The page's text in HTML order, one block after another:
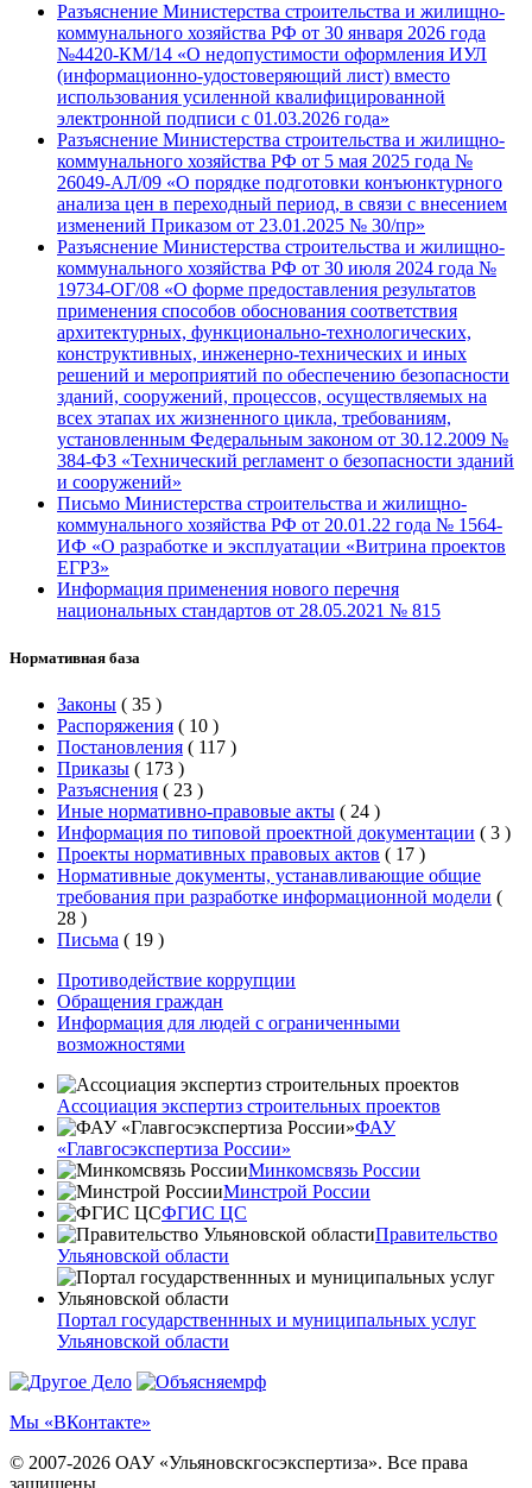
Разъяснение Министерства строительства и жилищно-
коммунального хозяйства РФ от 30 января 2026 года
№4420-КМ/14 «О недопустимости оформления ИУЛ
(информационно-удостоверяющий лист) вместо
использования усиленной квалифицированной
электронной подписи с 01.03.2026 года»
Разъяснение Министерства строительства и жилищно-
коммунального хозяйства РФ от 5 мая 2025 года №
26049-АЛ/09 «О порядке подготовки конъюнктурного
анализа цен в переходный период, в связи с внесением
изменений Приказом от 23.01.2025 № 30/пр»
Разъяснение Министерства строительства и жилищно-
коммунального хозяйства РФ от 30 июля 2024 года №
19734-ОГ/08 «О форме предоставления результатов
применения способов обоснования соответствия
архитектурных, функционально-технологических,
конструктивных, инженерно-технических и иных
решений и мероприятий по обеспечению безопасности
зданий, сооружений, процессов, осуществляемых на
всех этапах их жизненного цикла, требованиям,
установленным Федеральным законом от 30.12.2009 №
384-ФЗ «Технический регламент о безопасности зданий
и сооружений»
Письмо Министерства строительства и жилищно-
коммунального хозяйства РФ от 20.01.22 года № 1564-
ИФ «О разработке и эксплуатации «Витрина проектов
ЕГРЗ»
Информация применения нового перечня
национальных стандартов от 28.05.2021 № 815
Нормативная база
Законы ( 35 )
Распоряжения ( 10 )
Постановления ( 117 )
Приказы ( 173 )
Разъяснения ( 23 )
Иные нормативно-правовые акты ( 24 )
Информация по типовой проектной документации ( 3 )
Проекты нормативных правовых актов ( 17 )
Нормативные документы, устанавливающие общие
требования при разработке информационной модели (
28 )
Письма ( 19 )
Противодействие коррупции
Обращения граждан
Информация для людей с ограниченными
возможностями
Ассоциация экспертиз строительных проектов
ФАУ
«Главгосэкспертиза России»
Минкомсвязь России
Минстрой России
ФГИС ЦС
Правительство
Ульяновской области
Портал государственнных и муниципальных услуг
Ульяновской области
Мы «ВКонтакте»
© 2007-2026 ОАУ «Ульяновскгосэкспертиза». Все права
защищены.